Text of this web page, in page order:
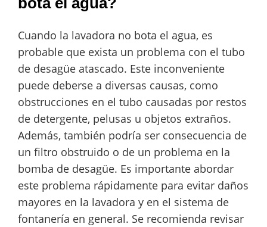
Cuando la lavadora no bota el agua, es
probable que exista un problema con el tubo
de desagüe atascado. Este inconveniente
puede deberse a diversas causas, como
obstrucciones en el tubo causadas por restos
de detergente, pelusas u objetos extraños.
Además, también podría ser consecuencia de
un filtro obstruido o de un problema en la
bomba de desagüe. Es importante abordar
este problema rápidamente para evitar daños
mayores en la lavadora y en el sistema de
fontanería en general. Se recomienda revisar